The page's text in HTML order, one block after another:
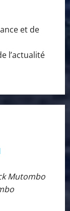
et de
l’actualité
Mutombo